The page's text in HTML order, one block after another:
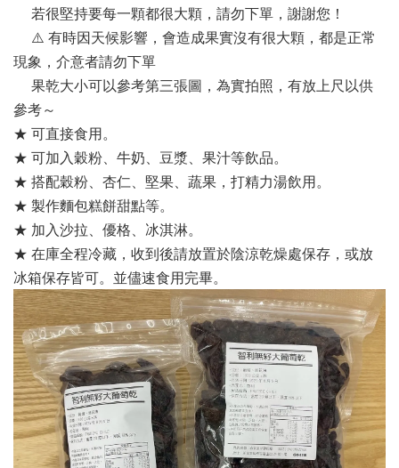
若很堅持要每一顆都很大顆，請勿下單，謝謝您！
⚠️ 有時因天候影響，會造成果實沒有很大顆，都是正常
現象，介意者請勿下單
果乾大小可以參考第三張圖，為實拍照，有放上尺以供
參考～
★ 可直接食用。
★ 可加入穀粉、牛奶、豆漿、果汁等飲品。
★ 搭配穀粉、杏仁、堅果、蔬果，打精力湯飲用。
★ 製作麵包糕餅甜點等。
★ 加入沙拉、優格、冰淇淋。
★ 在庫全程冷藏，收到後請放置於陰涼乾燥處保存，或放
冰箱保存皆可。並儘速食用完畢。